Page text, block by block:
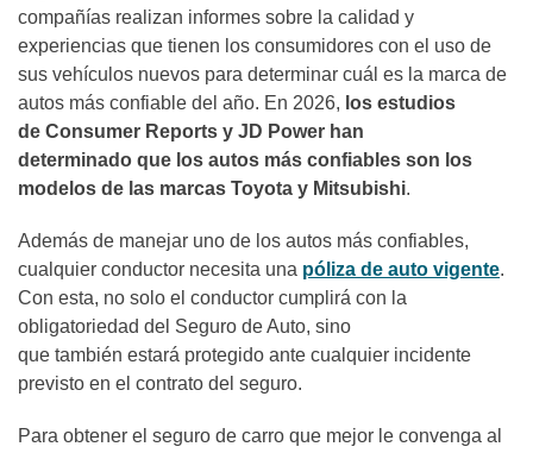
compañías realizan informes sobre la calidad y
experiencias que tienen los consumidores con el uso de
sus vehículos nuevos para determinar cuál es la marca de
autos más confiable del año. En 2026, los estudios
de Consumer Reports y JD Power han
determinado que los autos más confiables son los
modelos de las marcas Toyota y Mitsubishi.
Además de manejar uno de los autos más confiables,
cualquier conductor necesita una póliza de auto vigente.
Con esta, no solo el conductor cumplirá con la
obligatoriedad del Seguro de Auto, sino
que también estará protegido ante cualquier incidente
previsto en el contrato del seguro.
Para obtener el seguro de carro que mejor le convenga al